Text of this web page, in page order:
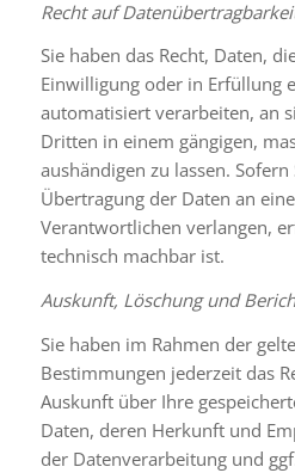
Recht auf
Sie haben das Recht, Daten,
Einwilligung oder in Erfüllung
automatisiert verarbeiten, an
Dritten in einem gängigen,
aushändigen zu lassen.
Übertragung der Daten an
Verantwortlichen verlangen,
technisch machbar ist.
Auskunft, Löschung und
Sie haben im Rahmen der
Bestimmungen jederzeit das
Auskunft über Ihre
Daten, deren Herkunft und
der Datenverarbeitung und